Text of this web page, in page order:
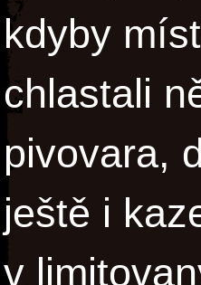
kdyby
chlastali
pivovara,
ještě i
v